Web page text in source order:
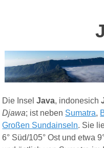
Die InselJava, indonesich
Djawa; ist neben Sumatra,
Großen Sundainseln. Sie
6° Süd/105° Ost und etwa